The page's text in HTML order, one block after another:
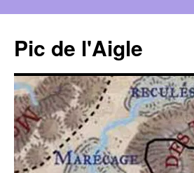
contenu
Pic de l'Aigle